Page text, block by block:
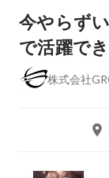
今やらず
で活躍で
株式会社